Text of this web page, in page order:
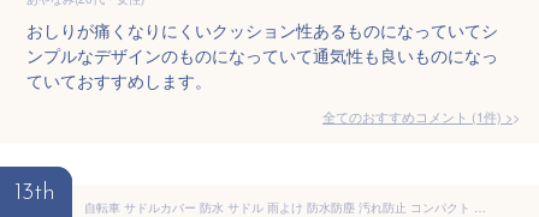
おしりが痛くなりにくいクッション性あるものになっていてシ
ンプルなデザインのものになっていて通気性も良いものになっ
ていておすすめします。
全てのおすすめコメント (1件) >
13th
自転車 サドルカバー 防水 サドル 雨よけ 防水防塵 汚れ防止 コンパクト 弾性ゴムバンド 伸縮 ママチャリ 電動自転車 シンプル 伸縮 レインカバー サドル カバー 1枚セット